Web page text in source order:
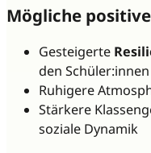
Mögliche
Gesteigerte
den Schüler:innen
Ruhigere
Stärkere
soziale Dynamik